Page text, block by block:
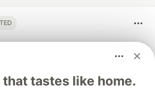
recent articles
tastes like home.